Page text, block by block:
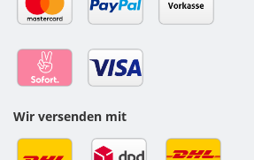
Wir versenden mit